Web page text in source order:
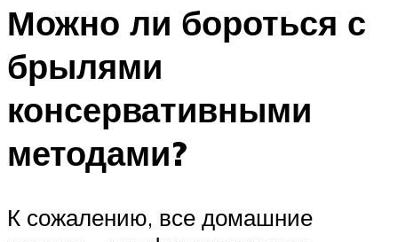
Можно ли бороться с
брылями
консервативными
методами?
К сожалению, все домашние